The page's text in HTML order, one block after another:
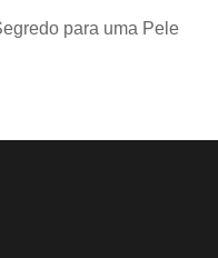
para uma Pele